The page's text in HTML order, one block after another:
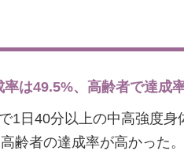
は49.5%、高齢者で達成
1日40分以上の中高強度
齢者の達成率が高かった